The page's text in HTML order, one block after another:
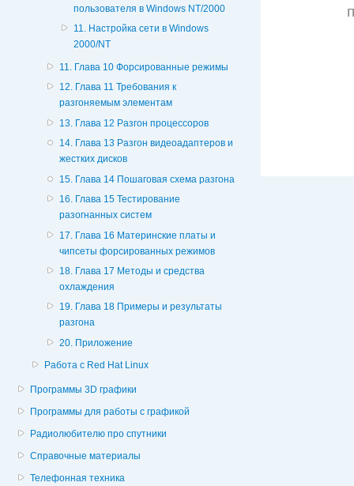
пользователя в Windows NT/2000
11. Настройка сети в Windows
2000/NT
11. Глава 10 Форсированные режимы
12. Глава 11 Требования к
разгоняемым элементам
13. Глава 12 Разгон процессоров
14. Глава 13 Разгон видеоадаптеров и
жестких дисков
15. Глава 14 Пошаговая схема разгона
16. Глава 15 Тестирование
разогнанных систем
17. Глава 16 Материнские платы и
чипсеты форсированных режимов
18. Глава 17 Методы и средства
охлаждения
19. Глава 18 Примеры и результаты
разгона
20. Приложение
Работа с Red Hat Linux
Программы 3D графики
Программы для работы с графикой
Радиолюбителю про спутники
Справочные материалы
Телефонная техника